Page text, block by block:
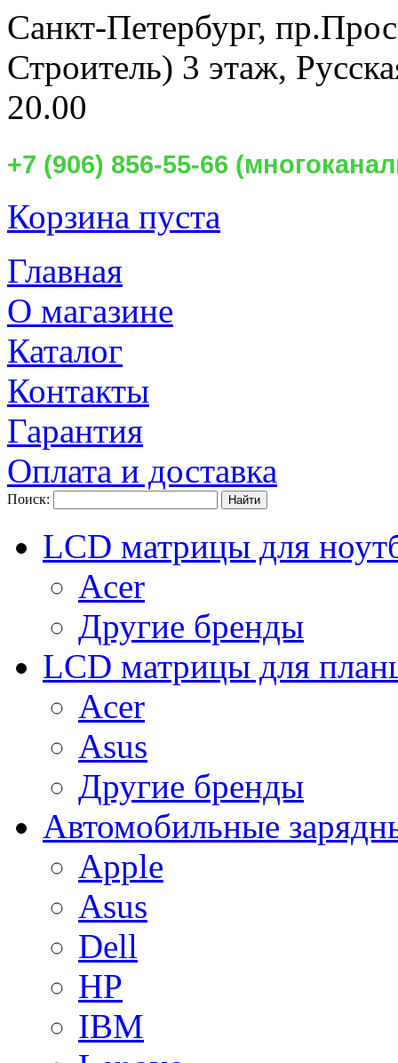
Санкт-Петербург,
Строитель) 3 этаж,
20.00
+7 (906) 856-55-66
Корзина пуста
Главная
О магазине
Каталог
Контакты
Гарантия
Оплата и доставка
Поиск:
LCD матрицы для
Acer
Другие бренды
LCD матрицы для
Acer
Asus
Другие бренды
Автомобильные
Apple
Asus
Dell
HP
IBM